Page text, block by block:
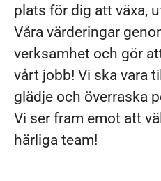
plats för dig att växa,
Våra värderingar
verksamhet och gör
vårt jobb! Vi ska vara
glädje och överraska
Vi ser fram emot att
härliga team!